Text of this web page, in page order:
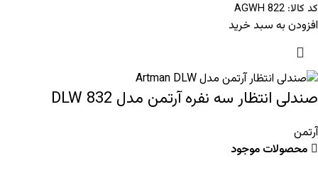
کد کالا: AGWH 822
افزودن به سبد خرید
صندلی انتظار سه نفره آرتمن مدل 832 DLW
آرتمن
محصولات موجود